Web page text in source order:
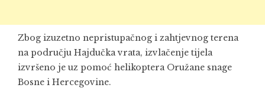
Zbog izuzetno nepristupačnog i zahtjevnog terena
na području Hajdučka vrata, izvlačenje tijela
izvršeno je uz pomoć helikoptera Oružane snage
Bosne i Hercegovine.